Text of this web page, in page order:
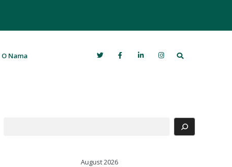
O Nama Search
August 2026